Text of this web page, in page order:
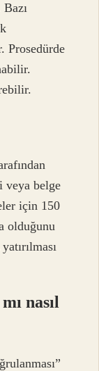
Prosedürde
belge
için 150
olduğunu
nasıl